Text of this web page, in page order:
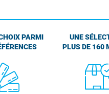
PARMI
UNE
PLUS DE 160